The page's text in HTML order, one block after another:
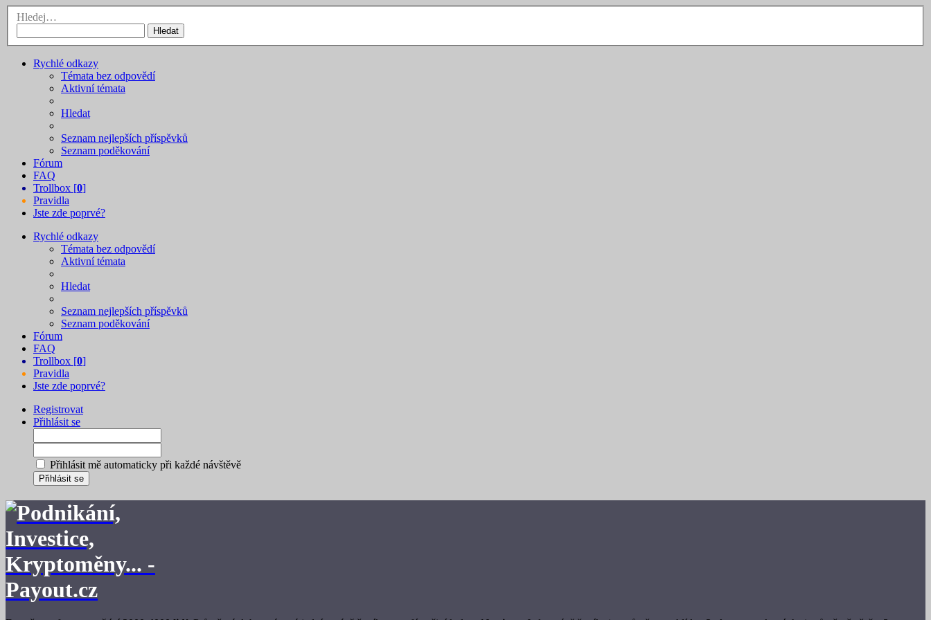
Hledej…
Hledat
Rychlé odkazy
Témata bez odpovědí
Aktivní témata
Hledat
Seznam nejlepších příspěvků
Seznam poděkování
Fórum
FAQ
Trollbox [0]
Pravidla
Jste zde poprvé?
Rychlé odkazy
Témata bez odpovědí
Aktivní témata
Hledat
Seznam nejlepších příspěvků
Seznam poděkování
Fórum
FAQ
Trollbox [0]
Pravidla
Jste zde poprvé?
Registrovat
Přihlásit se
Přihlásit mě automaticky při každé návštěvě